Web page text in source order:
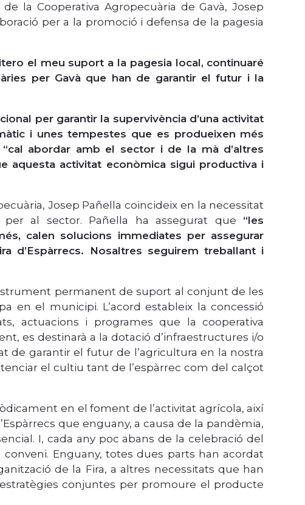
la Cooperativa Agropecuària de Gavà, Josep
per a la promoció i defensa de la pagesia
el meu suport a la pagesia local, continuaré
per Gavà que han de garantir el futur i la
per garantir la supervivència d’una activitat
i unes tempestes que es produeixen més
“cal abordar amb el sector i de la mà d’altres
aquesta activitat econòmica sigui productiva i
Josep Pañella coincideix en la necessitat
al sector. Pañella ha assegurat que “les
calen solucions immediates per assegurar
d’Espàrrecs. Nosaltres seguirem treballant i
permanent de suport al conjunt de les
en el municipi. L’acord estableix la concessió
actuacions i programes que la cooperativa
es destinarà a la dotació d’infraestructures i/o
de garantir el futur de l’agricultura en la nostra
el cultiu tant de l’espàrrec com del calçot
en el foment de l’activitat agrícola, així
que enguany, a causa de la pandèmia,
I, cada any poc abans de la celebració del
Enguany, totes dues parts han acordat
de la Fira, a altres necessitats que han
conjuntes per promoure el producte